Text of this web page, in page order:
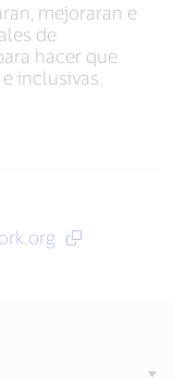
mejoraran e
de
hacer que
inclusivas.